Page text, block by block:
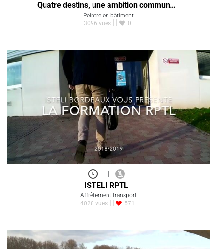
Quatre destins, une ambition commun…
Peintre en bâtiment
3096 vues
0
|
ISTELI RPTL
Affrètement transport
4028 vues
571